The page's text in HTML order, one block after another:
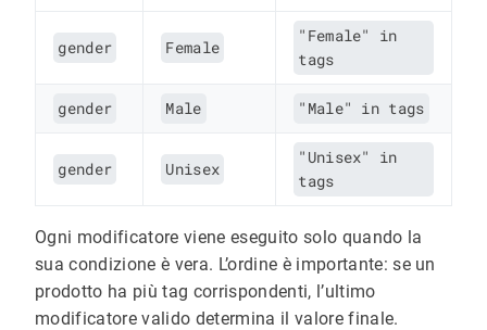
gender Female
"Female" in
tags
gender Male "Male" in tags
gender Unisex
"Unisex" in
tags
Ogni modificatore viene eseguito solo quando la
sua condizione è vera. L’ordine è importante: se un
prodotto ha più tag corrispondenti, l’ultimo
modificatore valido determina il valore finale.